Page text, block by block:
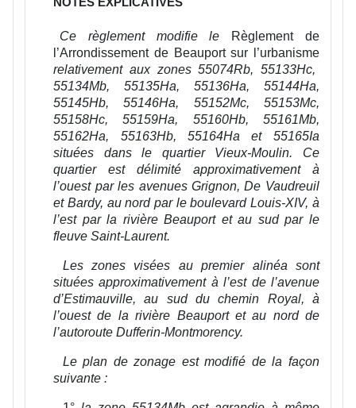
NOTES EXPLICATIVES
Ce règlement modifie le
Règlement de
l’Arrondissement de Beauport sur l’urbanisme
relativement aux zones 55074Rb, 55133Hc,
55134Mb, 55135Ha, 55136Ha, 55144Ha,
55145Hb, 55146Ha, 55152Mc, 55153Mc,
55158Hc, 55159Ha, 55160Hb, 55161Mb,
55162Ha, 55163Hb, 55164Ha et 55165Ia
situées dans le quartier Vieux-Moulin. Ce
quartier est délimité approximativement à
l’ouest par les avenues Grignon, De Vaudreuil
et Bardy, au nord par le boulevard Louis-XIV, à
l’est par la rivière Beauport et au sud par le
fleuve Saint-Laurent.
Les zones visées au premier alinéa sont
situées approximativement à l’est de l’avenue
d’Estimauville, au sud du chemin Royal, à
l’ouest de la rivière Beauport et au nord de
l’autoroute Dufferin-Montmorency.
Le plan de zonage est modifié de la façon
suivante :